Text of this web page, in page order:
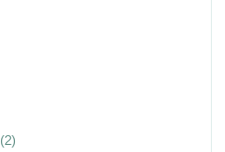
(2)